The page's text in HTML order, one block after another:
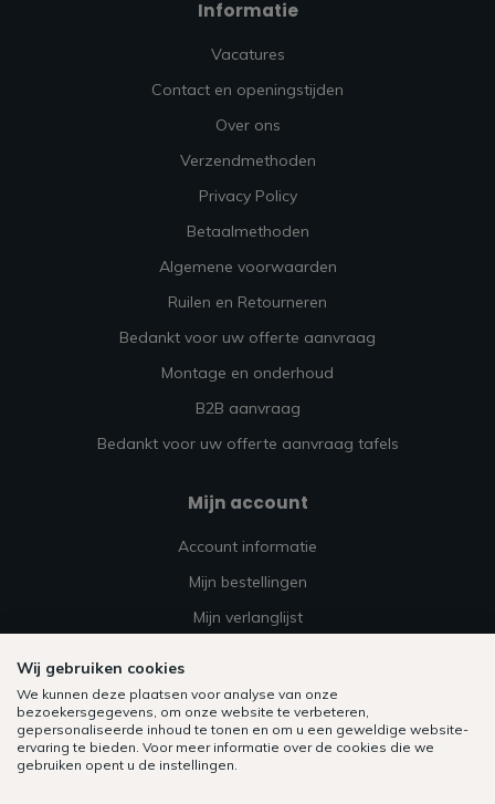
Informatie
Vacatures
Contact en openingstijden
Over ons
Verzendmethoden
Privacy Policy
Betaalmethoden
Algemene voorwaarden
Ruilen en Retourneren
Bedankt voor uw offerte aanvraag
Montage en onderhoud
B2B aanvraag
Bedankt voor uw offerte aanvraag tafels
Mijn account
Account informatie
Mijn bestellingen
Mijn verlanglijst
Alle producten
Wij gebruiken cookies
We kunnen deze plaatsen voor analyse van onze
bezoekersgegevens, om onze website te verbeteren,
gepersonaliseerde inhoud te tonen en om u een geweldige website-
ervaring te bieden. Voor meer informatie over de cookies die we
gebruiken opent u de instellingen.